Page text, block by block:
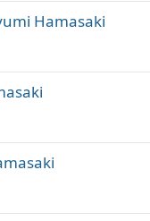
Hamasaki